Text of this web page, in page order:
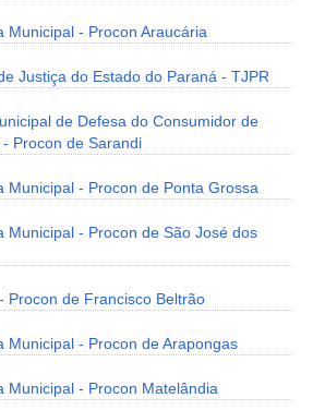
Municipal - Procon Araucária
Justiça do Estado do Paraná - TJPR
de Defesa do Consumidor de
Procon de Sarandi
Municipal - Procon de Ponta Grossa
Municipal - Procon de São José dos
Procon de Francisco Beltrão
Municipal - Procon de Arapongas
Municipal - Procon Matelândia